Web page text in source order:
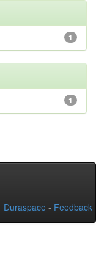
1
1
Duraspace - Feedback